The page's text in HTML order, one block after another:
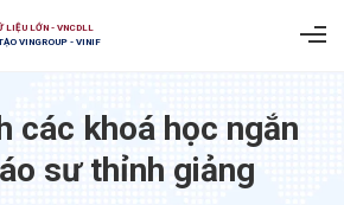
LIỆU LỚN - VNCDLL
VINGROUP - VINIF
các khoá học ngắn
sư thỉnh giảng